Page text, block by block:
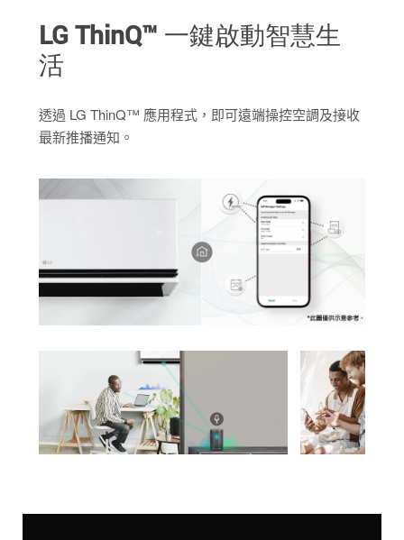
LG ThinQ™ 一鍵啟動智慧生
活
透過 LG ThinQ™ 應用程式，即可遠端操控空調及接收
最新推播通知。